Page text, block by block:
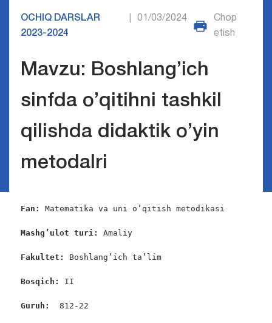
OCHIQ DARSLAR
2023-2024
01/03/2024
Chop
etish
Mavzu: Boshlang’ich
sinfda o’qitihni tashkil
qilishda didaktik o’yin
metodalri
Fan: Matematika va uni o’qitish metodikasi
Mashg’ulot turi: Amaliy
Fakultet: Boshlang’ich ta’lim
Bosqich: II
Guruh: 812-22